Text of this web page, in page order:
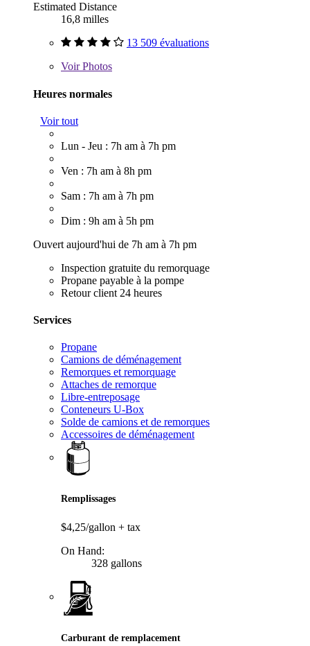
Estimated Distance
16,8 milles
13 509 évaluations
VoirPhotos
Heures normales
Voir tout
Lun - Jeu : 7h am à 7h pm
Ven : 7h am à 8h pm
Sam : 7h am à 7h pm
Dim : 9h am à 5h pm
Ouvert aujourd'hui de 7h am à 7h pm
Inspection gratuite du remorquage
Propane payable à la pompe
Retour client 24 heures
Services
Propane
Camions de déménagement
Remorques et remorquage
Attaches de remorque
Libre-entreposage
Conteneurs U-Box
Solde de camions et de remorques
Accessoires de déménagement
Remplissages
$4,25/gallon + tax
On Hand:
328 gallons
Carburant de remplacement